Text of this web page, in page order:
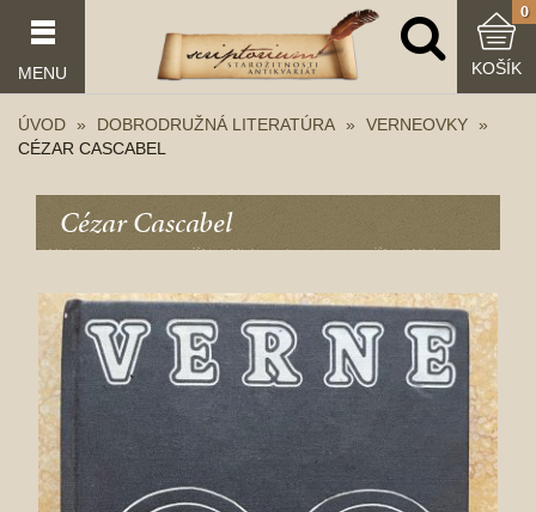
MENU
0
KOŠÍK
ÚVOD DOBRODRUŽNÁ LITERATÚRA
VERNEOVKY
CÉZAR CASCABEL
Cézar Cascabel